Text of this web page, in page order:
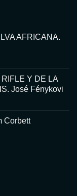
AFRICANA.
Y DE LA
José Fénykovi
Corbett